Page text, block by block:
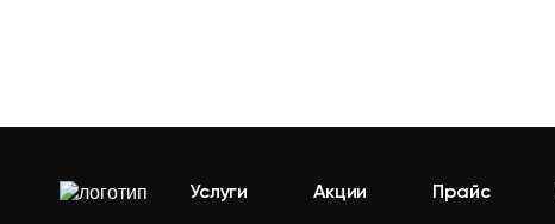
Услуги Акции Прайс